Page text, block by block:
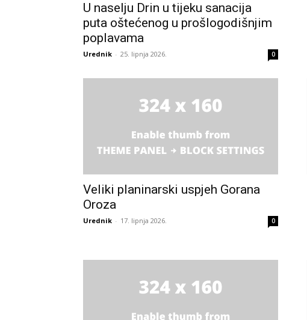
U naselju Drin u tijeku sanacija
puta oštećenog u prošlogodišnjim
poplavama
Urednik - 25. lipnja 2026. 0
Veliki planinarski uspjeh Gorana
Oroza
Urednik - 17. lipnja 2026. 0